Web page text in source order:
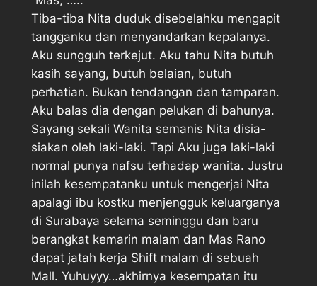
Tiba-tiba Nita duduk disebelahku mengapit
tangganku dan menyandarkan kepalanya.
Aku sungguh terkejut. Aku tahu Nita butuh
kasih sayang, butuh belaian, butuh
perhatian. Bukan tendangan dan tamparan.
Aku balas dia dengan pelukan di bahunya.
Sayang sekali Wanita semanis Nita disia-
siakan oleh laki-laki. Tapi Aku juga laki-laki
normal punya nafsu terhadap wanita. Justru
inilah kesempatanku untuk mengerjai Nita
apalagi ibu kostku menjengguk keluarganya
di Surabaya selama seminggu dan baru
berangkat kemarin malam dan Mas Rano
dapat jatah kerja Shift malam di sebuah
Mall. Yuhuyyy…akhirnya kesempatan itu